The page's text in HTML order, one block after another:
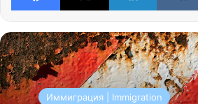
Иммиграция | Immigration